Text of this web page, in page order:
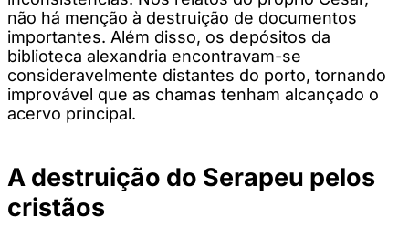
não há menção à destruição de documentos
importantes. Além disso, os depósitos da
biblioteca alexandria encontravam-se
consideravelmente distantes do porto, tornando
improvável que as chamas tenham alcançado o
acervo principal.
A destruição do Serapeu pelos
cristãos